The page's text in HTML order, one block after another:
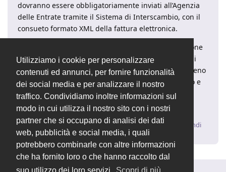
Utilizziamo i cookie per personalizzare
contenuti ed annunci, per fornire funzionalità
dei social media e per analizzare il nostro
traffico. Condividiamo inoltre informazioni sul
modo in cui utilizza il nostro sito con i nostri
partner che si occupano di analisi dei dati
web, pubblicità e social media, i quali
potrebbero combinarle con altre informazioni
che ha fornito loro o che hanno raccolto dal
dovranno essere obbligatoriamente inviati all’Agenzia
delle Entrate tramite il Sistema di Interscambio, con il
consueto formato XML della fattura elettronica.
Verrà quindi utilizzato un unico canale di trasmissione
per inviare le fatture elettroniche e per comunicare i
dati delle operazioni con l’estero, venendo quindi meno
la possibilità di inviare tali dati tramite l’esterometro e
allineando le tempistiche di trasmissione di questi
ultimi con quelle relative alle operazioni nazionali.
Rispondi